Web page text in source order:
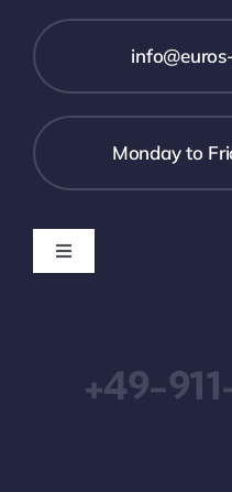
Monday to
Toggle
Impressum+49-